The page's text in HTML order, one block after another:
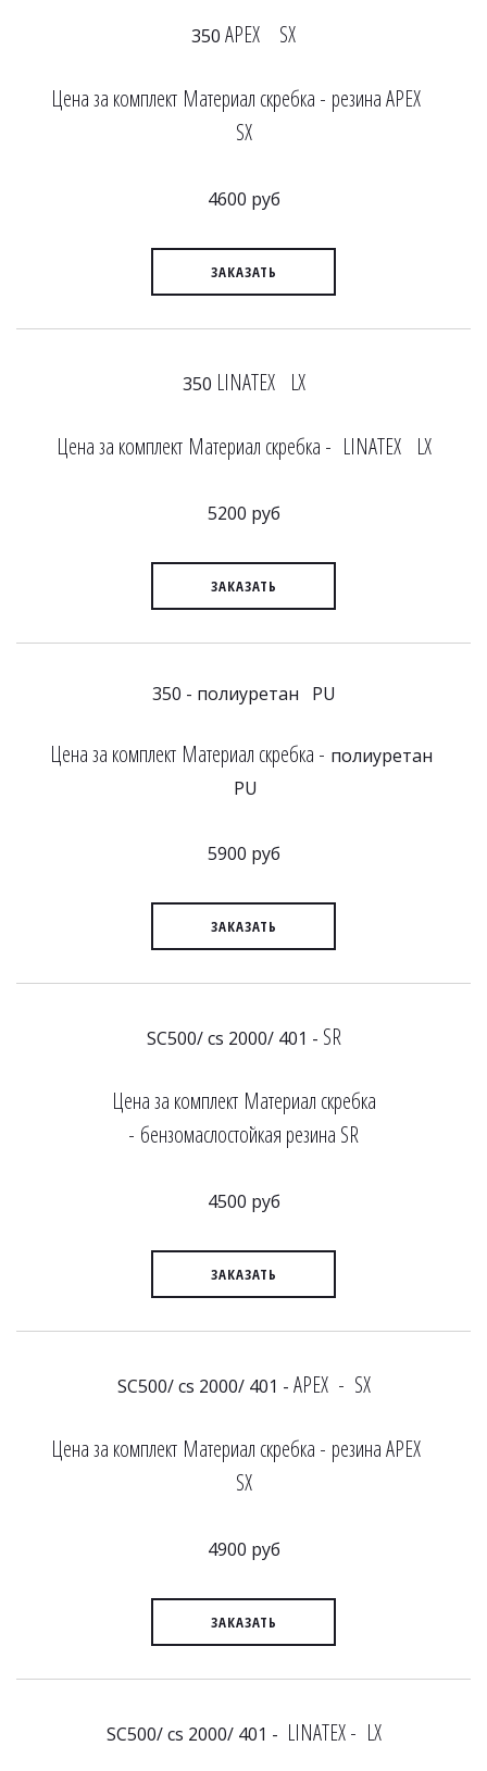
350 APEX SX
Цена за комплект Материал скребка - резина APEX
SX
4600 руб
ЗАКАЗАТЬ
350 LINATEX LX
Цена за комплект Материал скребка - LINATEX LX
5200 руб
ЗАКАЗАТЬ
350 - полиуретан PU
Цена за комплект Материал скребка - полиуретан
PU
5900 руб
ЗАКАЗАТЬ
SC500/ cs 2000/ 401 - SR
Цена за комплект Материал скребка
- бензомаслостойкая резина SR
4500 руб
ЗАКАЗАТЬ
SC500/ cs 2000/ 401 - APEX - SX
Цена за комплект Материал скребка - резина APEX
SX
4900 руб
ЗАКАЗАТЬ
SC500/ cs 2000/ 401 - LINATEX - LX